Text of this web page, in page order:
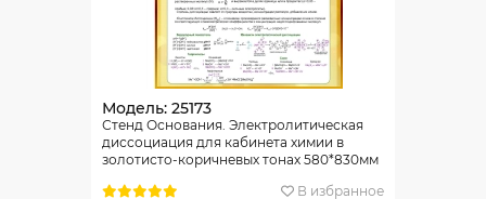
Модель: 25173
Стенд Основания. Электролитическая
диссоциация для кабинета химии в
золотисто-коричневых тонах 580*830мм
В избранное